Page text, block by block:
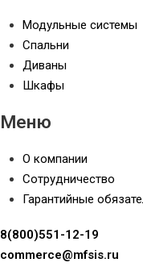
Модульные системы
Спальни
Диваны
Шкафы
Меню
О компании
Сотрудничество
Гарантийные
8(800)551-12-19
commerce@mfsis.ru